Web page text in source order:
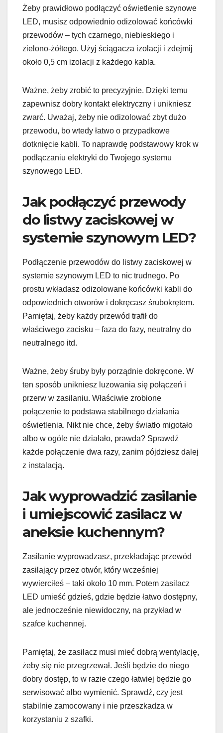
Żeby prawidłowo podłączyć oświetlenie szynowe
LED, musisz odpowiednio odizolować końcówki
przewodów – tych czarnego, niebieskiego i
zielono-żółtego. Użyj ściągacza izolacji i zdejmij
około 0,5 cm izolacji z każdego kabla.
Ważne, żeby zrobić to precyzyjnie. Dzięki temu
zapewnisz dobry kontakt elektryczny i unikniesz
zwarć. Uważaj, żeby nie odizolować zbyt dużo
przewodu, bo wtedy łatwo o przypadkowe
dotknięcie kabli. To naprawdę podstawowy krok w
podłączaniu elektryki do Twojego systemu
szynowego LED.
Jak podłączyć przewody
do listwy zaciskowej w
systemie szynowym LED?
Podłączenie przewodów do listwy zaciskowej w
systemie szynowym LED to nic trudnego. Po
prostu wkładasz odizolowane końcówki kabli do
odpowiednich otworów i dokręcasz śrubokrętem.
Pamiętaj, żeby każdy przewód trafił do
właściwego zacisku – faza do fazy, neutralny do
neutralnego itd.
Ważne, żeby śruby były porządnie dokręcone. W
ten sposób unikniesz luzowania się połączeń i
przerw w zasilaniu. Właściwie zrobione
połączenie to podstawa stabilnego działania
oświetlenia. Nikt nie chce, żeby światło migotało
albo w ogóle nie działało, prawda? Sprawdź
każde połączenie dwa razy, zanim pójdziesz dalej
z instalacją.
Jak wyprowadzić zasilanie
i umiejscowić zasilacz w
aneksie kuchennym?
Zasilanie wyprowadzasz, przekładając przewód
zasilający przez otwór, który wcześniej
wywierciłeś – taki około 10 mm. Potem zasilacz
LED umieść gdzieś, gdzie będzie łatwo dostępny,
ale jednocześnie niewidoczny, na przykład w
szafce kuchennej.
Pamiętaj, że zasilacz musi mieć dobrą wentylację,
żeby się nie przegrzewał. Jeśli będzie do niego
dobry dostęp, to w razie czego łatwiej będzie go
serwisować albo wymienić. Sprawdź, czy jest
stabilnie zamocowany i nie przeszkadza w
korzystaniu z szafki.